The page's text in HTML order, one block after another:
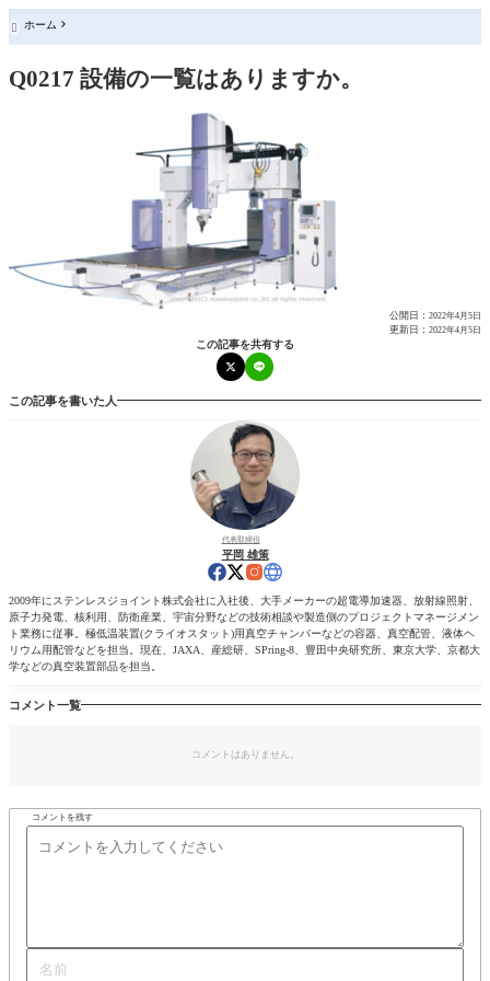
 ホーム
Q0217 設備の一覧はありますか。
公開日： 2022年4月5日
更新日： 2022年4月5日
この記事を共有する
この記事を書いた人
代表取締役
平岡 雄策
2009年にステンレスジョイント株式会社に入社後、大手メーカーの超電導加速器、放射線照射、
原子力発電、核利用、防衛産業、宇宙分野などの技術相談や製造側のプロジェクトマネージメン
ト業務に従事。極低温装置(クライオスタット)用真空チャンバーなどの容器、真空配管、液体ヘ
リウム用配管などを担当。現在、JAXA、産総研、SPring-8、豊田中央研究所、東京大学、京都大
学などの真空装置部品を担当。
コメント一覧
コメントはありません。
コメントを残す